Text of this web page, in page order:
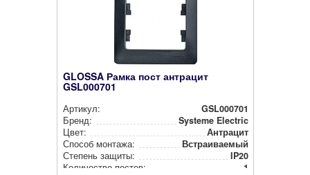
GLOSSA Рамка пост антрацит
GSL000701
Артикул:
GSL000701
Бренд:
Systeme Electric
Цвет:
Антрацит
Способ монтажа:
Встра­ива­емый
Степень защиты:
IP20
Количество постов:
1